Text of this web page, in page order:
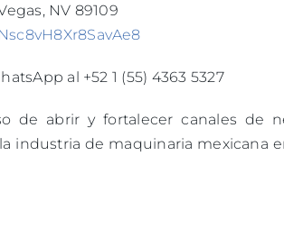
NV 89109
al +52 1 (55) 4363 5327
de abrir y fortalecer canales de
industria de maquinaria mexicana